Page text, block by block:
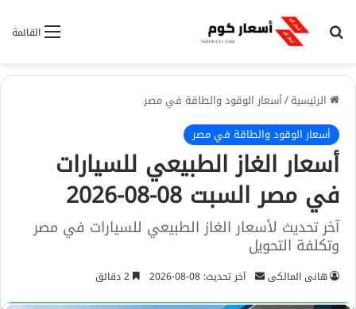
القائمة بحث عن
الرئيسية/أسعار الوقود والطاقة في مصر
أسعار الوقود والطاقة في مصر
أسعار الغاز الطبيعي للسيارات
في مصر السبت 08-08-2026
آخر تحديث لأسعار الغاز الطبيعي للسيارات في مصر
وتكلفة التحويل
هانى المالكى آخر تحديث: 08-08-2026